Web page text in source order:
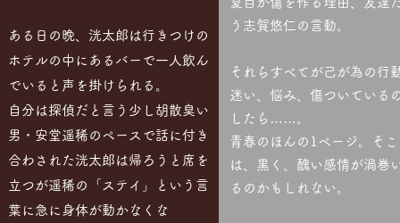
ある日の晩、洸太郎は行きつけの
ホテルの中にあるバーで一人飲ん
でいると声を掛けられる。
自分は探偵だと言う少し胡散臭い
男・安堂遥稀のペースで話に付き
合わされた洸太郎は帰ろうと席を
立つが遥稀の「ステイ」という言
葉に急に身体が動かなくな
う志賀悠仁の言動。
それらすべてが己が為の行
迷い、悩み、傷ついている
したら……。
青春のほんの1ページ。そ
は、黒く、醜い感情が渦巻
るのかもしれない。